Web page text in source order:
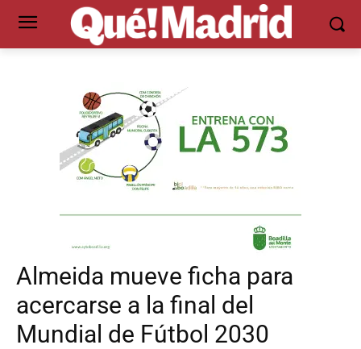
Almeida mueve ficha para
acercarse a la final del
Mundial de Fútbol 2030